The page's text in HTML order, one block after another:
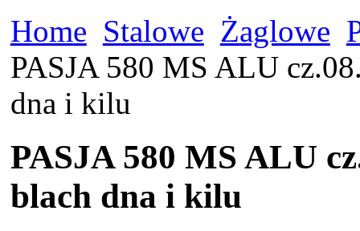
Home Stalowe Żaglowe
PASJA 580 MS ALU
dna i kilu
PASJA 580 MS ALU
blach dna i kilu